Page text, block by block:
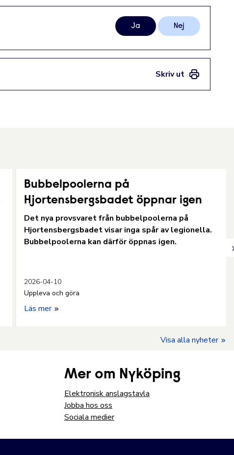
Ja Nej
Skriv ut
Bubbelpoolerna på
Hjortensbergsbadet öppnar igen
Det nya provsvaret från bubbelpoolerna på
Hjortensbergsbadet visar inga spår av legionella.
Bubbelpoolerna kan därför öppnas igen.
2026-04-10
Uppleva och göra
Läs mer
Visa alla nyheter
Mer om Nyköping
Elektronisk anslagstavla
Jobba hos oss
Sociala medier